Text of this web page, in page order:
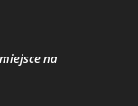
na